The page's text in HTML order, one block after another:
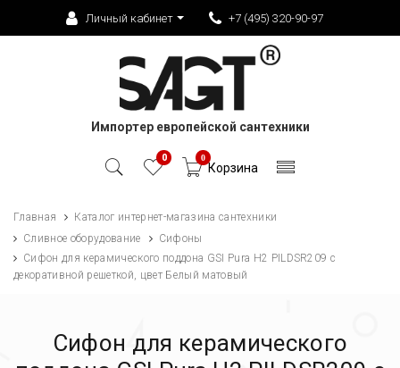
Личный кабинет +7 (495) 320-90-97
Импортер европейской сантехники
0 0
Корзина
Главная
Каталог интернет-магазина сантехники
Сливное оборудование
Сифоны
Сифон для керамического поддона GSI Pura H2 PILDSR209 с
декоративной решеткой, цвет Белый матовый
Сифон для керамического